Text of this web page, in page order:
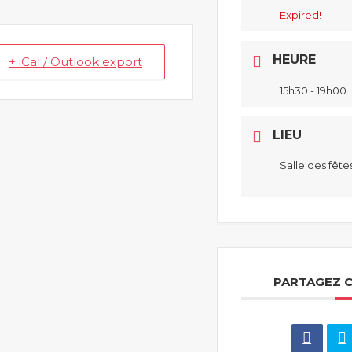
+ iCal / Outlook export
Expired!
HEURE
15h30 - 19h00
LIEU
Salle des
PARTAGEZ